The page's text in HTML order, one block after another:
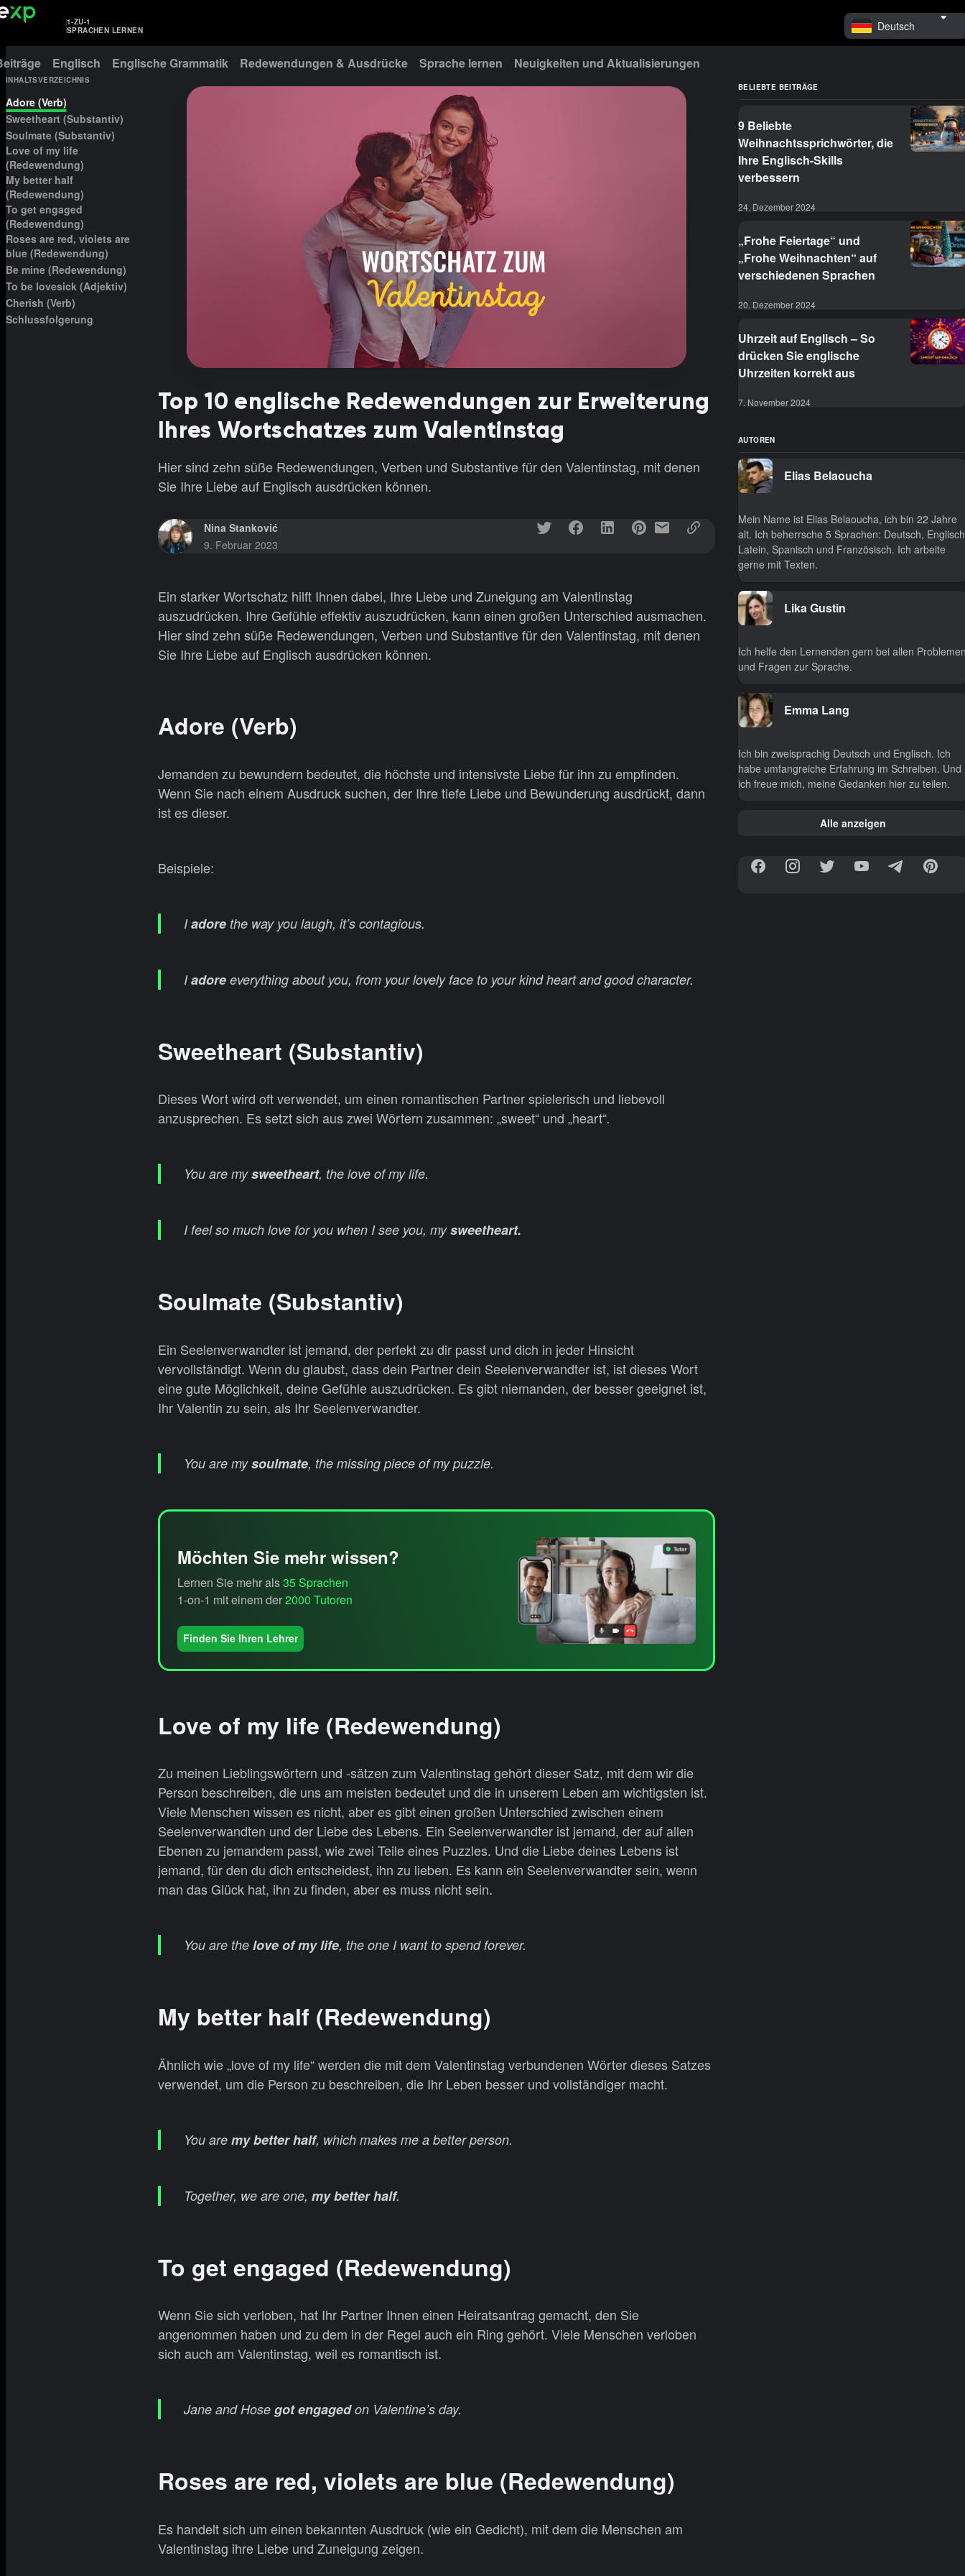
1-ZU-1
SPRACHEN LERNEN
Deutsch
Englisch Englische Grammatik Redewendungen & Ausdrücke Sprache lernen Neuigkeiten und Aktualisierungen
Top 10 englische Redewendungen zur Erweiterung
Ihres Wortschatzes zum Valentinstag
Hier sind zehn süße Redewendungen, Verben und Substantive für den Valentinstag, mit denen
Sie Ihre Liebe auf Englisch ausdrücken können.
Nina Stanković
9. Februar 2023
INHALTSVERZEICHNIS
Adore (Verb)
Sweetheart (Substantiv)
Soulmate (Substantiv)
Love of my life
(Redewendung)
My better half
(Redewendung)
To get engaged
(Redewendung)
Roses are red, violets are
blue (Redewendung)
Be mine (Redewendung)
To be lovesick (Adjektiv)
Cherish (Verb)
Schlussfolgerung
Ein starker Wortschatz hilft Ihnen dabei, Ihre Liebe und Zuneigung am Valentinstag
auszudrücken. Ihre Gefühle effektiv auszudrücken, kann einen großen Unterschied ausmachen.
Hier sind zehn süße Redewendungen, Verben und Substantive für den Valentinstag, mit denen
Sie Ihre Liebe auf Englisch ausdrücken können.
Adore (Verb)
Jemanden zu bewundern bedeutet, die höchste und intensivste Liebe für ihn zu empfinden.
Wenn Sie nach einem Ausdruck suchen, der Ihre tiefe Liebe und Bewunderung ausdrückt, dann
ist es dieser.
Beispiele:
Iadore the way you laugh, it’s contagious.
Iadore everything about you, from your lovely face to your kind heart and good character.
Sweetheart (Substantiv)
Dieses Wort wird oft verwendet, um einen romantischen Partner spielerisch und liebevoll
anzusprechen. Es setzt sich aus zwei Wörtern zusammen: „sweet“ und „heart“.
You are mysweetheart, the love of my life.
I feel so much love for you when I see you, mysweetheart.
Soulmate (Substantiv)
Ein Seelenverwandter ist jemand, der perfekt zu dir passt und dich in jeder Hinsicht
vervollständigt. Wenn du glaubst, dass dein Partner dein Seelenverwandter ist, ist dieses Wort
eine gute Möglichkeit, deine Gefühle auszudrücken. Es gibt niemanden, der besser geeignet ist,
Ihr Valentin zu sein, als Ihr Seelenverwandter.
You are mysoulmate, the missing piece of my puzzle.
Möchten Sie mehr wissen?
Lernen Sie mehr als35 Sprachen
1-on-1 mit einem der2000 Tutoren
Finden Sie Ihren Lehrer
Love of my life (Redewendung)
Zu meinen Lieblingswörtern und -sätzen zum Valentinstag gehört dieser Satz, mit dem wir die
Person beschreiben, die uns am meisten bedeutet und die in unserem Leben am wichtigsten ist.
Viele Menschen wissen es nicht, aber es gibt einen großen Unterschied zwischen einem
Seelenverwandten und der Liebe des Lebens. Ein Seelenverwandter ist jemand, der auf allen
Ebenen zu jemandem passt, wie zwei Teile eines Puzzles. Und die Liebe deines Lebens ist
jemand, für den du dich entscheidest, ihn zu lieben. Es kann ein Seelenverwandter sein, wenn
man das Glück hat, ihn zu finden, aber es muss nicht sein.
You are the love of my life, the one I want to spend forever.
My better half (Redewendung)
Ähnlich wie „love of my life“ werden die mit dem Valentinstag verbundenen Wörter dieses Satzes
verwendet, um die Person zu beschreiben, die Ihr Leben besser und vollständiger macht.
You are my better half, which makes me a better person.
Together, we are one, my better half.
To get engaged (Redewendung)
Wenn Sie sich verloben, hat Ihr Partner Ihnen einen Heiratsantrag gemacht, den Sie
angenommen haben und zu dem in der Regel auch ein Ring gehört. Viele Menschen verloben
sich auch am Valentinstag, weil es romantisch ist.
Jane and Hose got engagedon Valentine’s day.
Roses are red, violets are blue (Redewendung)
Es handelt sich um einen bekannten Ausdruck (wie ein Gedicht), mit dem die Menschen am
Valentinstag ihre Liebe und Zuneigung zeigen.
BELIEBTE BEITRÄGE
9 Beliebte
Weihnachtssprichwörter, die
Ihre Englisch-Skills
verbessern
24. Dezember 2024
„Frohe Feiertage“ und
„Frohe Weihnachten“ auf
verschiedenen Sprachen
20. Dezember 2024
Uhrzeit auf Englisch – So
drücken Sie englische
Uhrzeiten korrekt aus
7. November 2024
AUTOREN
Elias Belaoucha
Mein Name ist Elias Belaoucha, ich bin 22 Jahre
alt. Ich beherrsche 5 Sprachen: Deutsch,
Latein, Spanisch und Französisch. Ich arbeite
gerne mit Texten.
Lika Gustin
Ich helfe den Lernenden gern bei allen
und Fragen zur Sprache.
Emma Lang
Ich bin zweisprachig Deutsch und Englisch. Ich
habe umfangreiche Erfahrung im Schreiben. Und
ich freue mich, meine Gedanken hier zu teilen.
Alle anzeigen